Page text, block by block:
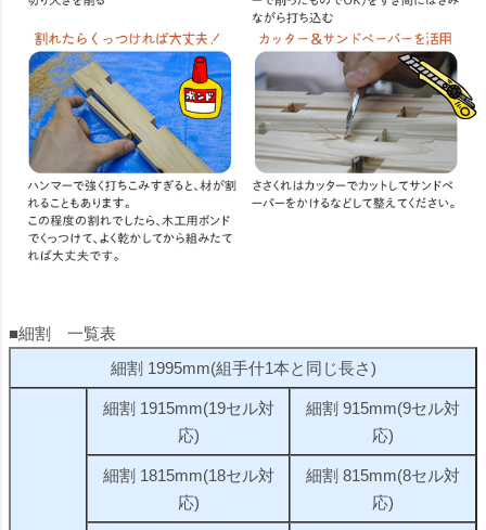
■細割 一覧表
細割 1995mm(組手什1本と同じ長さ)
細割 1915mm(19セル対
応)
細割 915mm(9セル対
応)
細割 1815mm(18セル対
応)
細割 815mm(8セル対
応)